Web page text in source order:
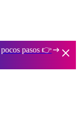
pasos 👉